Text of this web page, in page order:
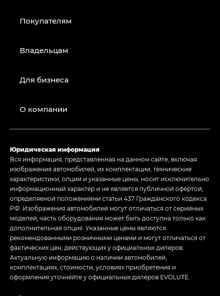
Покупателям
Владельцам
Для бизнеса
О компании
Юридическая информация
Вся информация, представленная на данном сайте, включая
изображения автомобилей, их комплектации, технические
характеристики, опции и указанные цены, носит исключительно
информационный характер и не является публичной офертой,
определяемой положениями статьи 437 Гражданского кодекса
РФ. Изображения автомобилей могут отличаться от серийных
моделей, часть оборудования может быть доступна только как
дополнительная опция. Указанные цены являются
рекомендованными розничными ценами и могут отличаться от
фактических цен, действующих у официальных дилеров.
Актуальную информацию о наличии автомобилей,
комплектациях, стоимости, условиях приобретения и
оформления уточняйте у официальных дилеров EVOLUTE.